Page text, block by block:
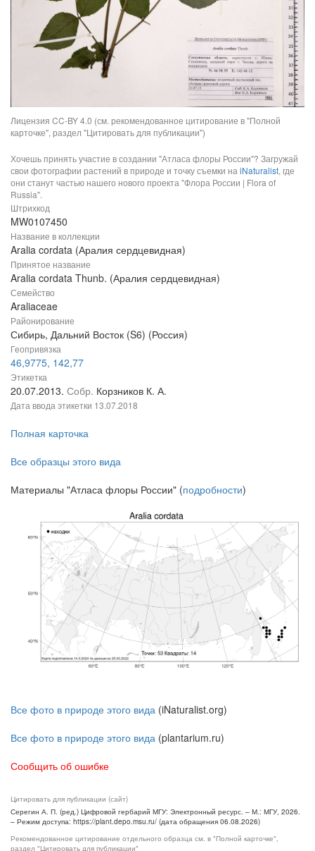
Лицензия CC-BY 4.0 (см. рекомендованное цитирование в "Полной
карточке", раздел "Цитировать для публикации")
Хочешь принять участие в создании "Атласа флоры России"? Загружай
свои фотографии растений в природе и точку съемки на iNaturalist, где
они станут частью нашего нового проекта "Флора России | Flora of
Russia".
Штрихкод
MW0107450
Название в коллекции
Aralia cordata (Аралия сердцевидная)
Принятое название
Aralia cordata Thunb. (Аралия сердцевидная)
Семейство
Araliaceae
Районирование
Сибирь, Дальний Восток (S6) (Россия)
Геопривязка
46,9775, 142,77
Этикетка
20.07.2013. Собр. Корзников К. А.
Дата ввода этикетки 13.07.2018
Полная карточка
Все образцы этого вида
Материалы "Атласа флоры России" (подробности)
Все фото в природе этого вида (iNaturalist.org)
Все фото в природе этого вида (plantarium.ru)
Сообщить об ошибке
Цитировать для публикации (сайт)
Серегин А. П. (ред.) Цифровой гербарий МГУ: Электронный ресурс. – М.: МГУ, 2026.
– Режим доступа: https://plant.depo.msu.ru/ (дата обращения 06.08.2026)
Рекомендованное цитирование отдельного образца см. в "Полной карточке",
раздел "Цитировать для публикации"